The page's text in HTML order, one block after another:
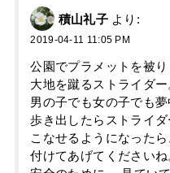
積山礼子 より:
2019-04-11 11:05 PM
公園でプラメットを被
大地を蹴るストライダー
男の子でも女の子でも
歩き出したらストライ
こなせるようになった
付けてあげてくださいね